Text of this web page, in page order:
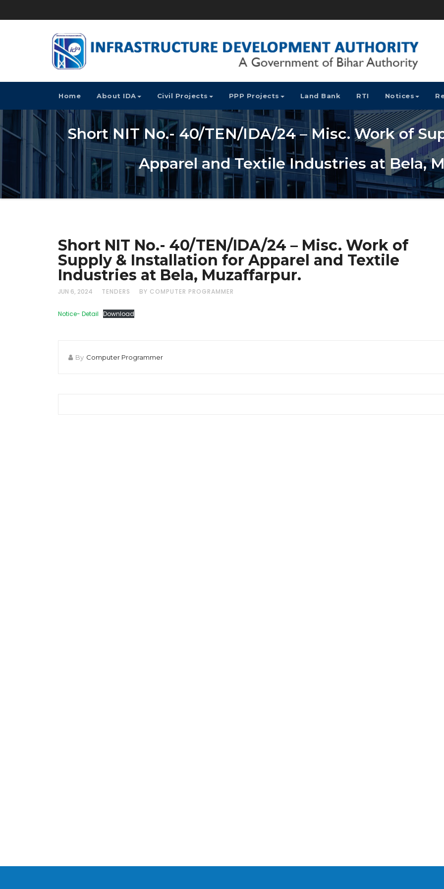
Home About IDA Civil Projects PPP Projects Land Bank RTI Notices
Short NIT No.- 40/TEN/IDA/24 – Misc. Work of
Apparel and Textile Industries at Bela,
Short NIT No.- 40/TEN/IDA/24 – Misc. Work of
Supply & Installation for Apparel and Textile
Industries at Bela, Muzaffarpur.
JUN 6, 2024 TENDERS BY COMPUTER PROGRAMMER
Notice- Detail Download
By Computer Programmer